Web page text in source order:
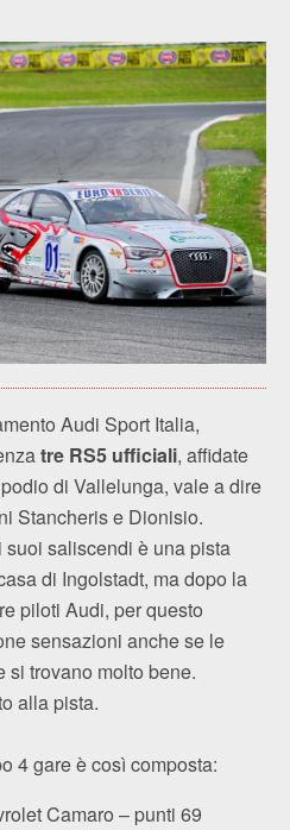
Audi Sport Italia,
tre RS5 ufficiali, affidate
di Vallelunga, vale a dire
Stancheris e Dionisio.
saliscendi è una pista
di Ingolstadt, ma dopo la
piloti Audi, per questo
sensazioni anche se le
si trovano molto bene.
alla pista.
4 gare è così composta:
Camaro – punti 69